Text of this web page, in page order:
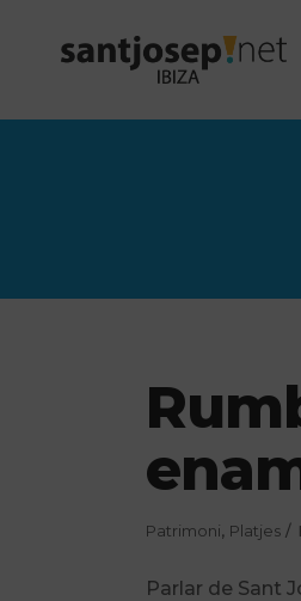
Patrimoni, Platjes
Parlar de Sant